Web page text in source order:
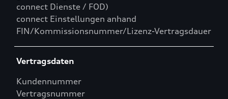
connect Dienste / FOD)
connect Einstellungen anhand
FIN/Kommissionsnummer/Lizenz-Vertragsdauer
Vertragsdaten
Kundennummer
Vertragsnummer